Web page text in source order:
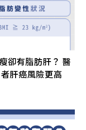
卻有脂肪肝？ 醫
肝癌風險更高